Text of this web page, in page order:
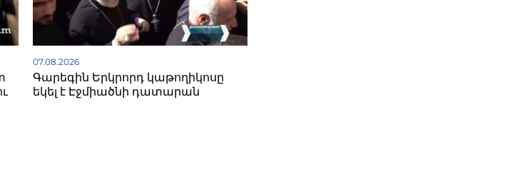
07.08.2026
Գարեգին Երկրորդ կաթողիկոսը
եկել է Էջմիածնի դատարան